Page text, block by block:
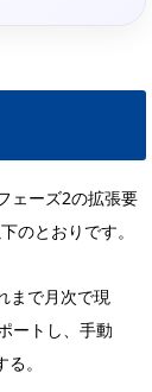
ェーズ2の拡張要
のとおりです。
まで月次で現
ートし、手動
。